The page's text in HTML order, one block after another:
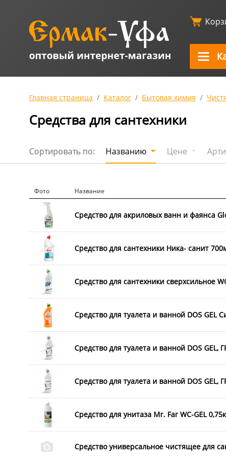
Главная страница Каталог Бытовая химия
Средства для сантехники
Сортировать по: Названию Цене
Фото Название
Средство для акриловых ванн и фаянса
Средство для сантехники Ника- санит
Средство для сантехники сверхсильное
Средство для туалета и ванной DOS GEL
Средство для туалета и ванной DOS GEL,
Средство для туалета и ванной DOS GEL,
Средство для унитаза Mr. Far WC-GEL
Средство универсальное чистящее для